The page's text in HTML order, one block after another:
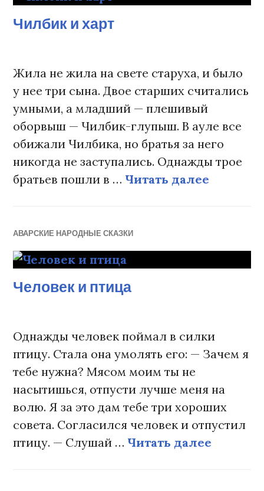
Чилбик и харт
Жила не жила на свете старуха, и было
у нее три сына. Двое старших считались
умными, а младший — плешивый
оборвыш — Чилбик-глупыш. В ауле все
обижали Чилбика, но братья за него
никогда не заступались. Однажды трое
братьев пошли в … Читать далее
АВАРСКИЕ НАРОДНЫЕ СКАЗКИ
Человек и птица
Однажды человек поймал в силки
птицу. Стала она умолять его: — Зачем я
тебе нужна? Мясом моим ты не
насытишься, отпусти лучше меня на
волю. Я за это дам тебе три хороших
совета. Согласился человек и отпустил
птицу. — Слушай … Читать далее